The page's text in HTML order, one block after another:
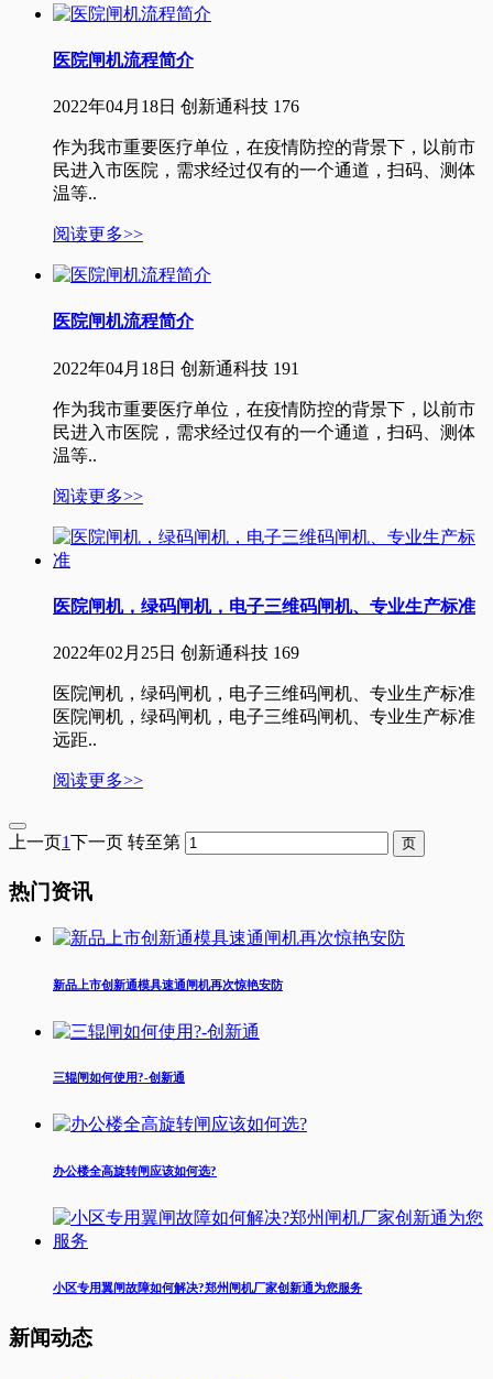
医院闸机流程简介
2022年04月18日 创新通科技 176
作为我市重要医疗单位，在疫情防控的背景下，以前市
民进入市医院，需求经过仅有的一个通道，扫码、测体
温等..
阅读更多>>
医院闸机流程简介
2022年04月18日 创新通科技 191
作为我市重要医疗单位，在疫情防控的背景下，以前市
民进入市医院，需求经过仅有的一个通道，扫码、测体
温等..
阅读更多>>
医院闸机，绿码闸机，电子三维码闸机、专业生产标准
2022年02月25日 创新通科技 169
医院闸机，绿码闸机，电子三维码闸机、专业生产标准
医院闸机，绿码闸机，电子三维码闸机、专业生产标准
远距..
阅读更多>>
上一页1下一页 转至第
热门资讯
新品上市创新通模具速通闸机再次惊艳安防
三辊闸如何使用?-创新通
办公楼全高旋转闸应该如何选?
小区专用翼闸故障如何解决?郑州闸机厂家创新通为您服务
新闻动态